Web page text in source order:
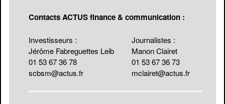
Contacts ACTUS finance & communication :
Investisseurs :
Journalistes :
Jérôme Fabreguettes Leib
Manon Clairet
01 53 67 36 78
01 53 67 36 73
scbsm@actus.fr
mclairet@actus.fr